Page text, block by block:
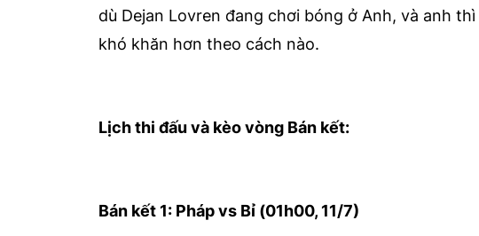
dù Dejan Lovren đang chơi bóng ở Anh, và anh
khó khăn hơn theo cách nào.
Lịch thi đấu và kèo vòng Bán kết:
Bán kết 1: Pháp vs Bỉ (01h00, 11/7)